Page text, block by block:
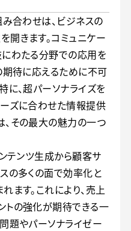
合わせは、ビジネスの
きます。コミュニケー
わたる分野での応用を
待に応えるために不可
に、超パーソナライズを
ズに合わせた情報提供
その最大の魅力の一つ
テンツ生成から顧客サ
の多くの面で効率化と
ます。これにより、売上
トの強化が期待できる一
題やパーソナライゼー